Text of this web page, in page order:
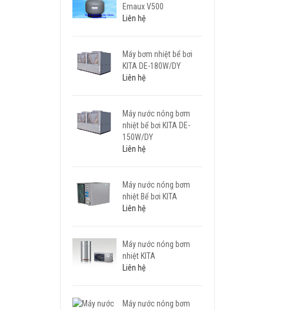
Emaux V500
Liên hệ
Máy bơm nhiệt bể bơi
KITA DE-180W/DY
Liên hệ
Máy nước nóng bơm
nhiệt bể bơi KITA DE-
150W/DY
Liên hệ
Máy nước nóng bơm
nhiệt Bể bơi KITA
Liên hệ
Máy nước nóng bơm
nhiệt KITA
Liên hệ
Máy nước nóng bơm